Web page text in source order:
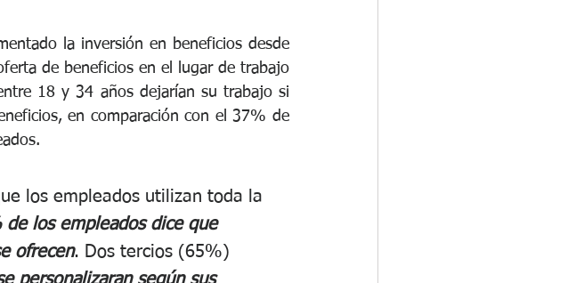
la inversión en beneficios desde
de beneficios en el lugar de trabajo
18 y 34 años dejarían su trabajo si
en comparación con el 37% de
los empleados utilizan toda la
de los empleados dice que
ofrecen. Dos tercios (65%)
personalizaran según sus